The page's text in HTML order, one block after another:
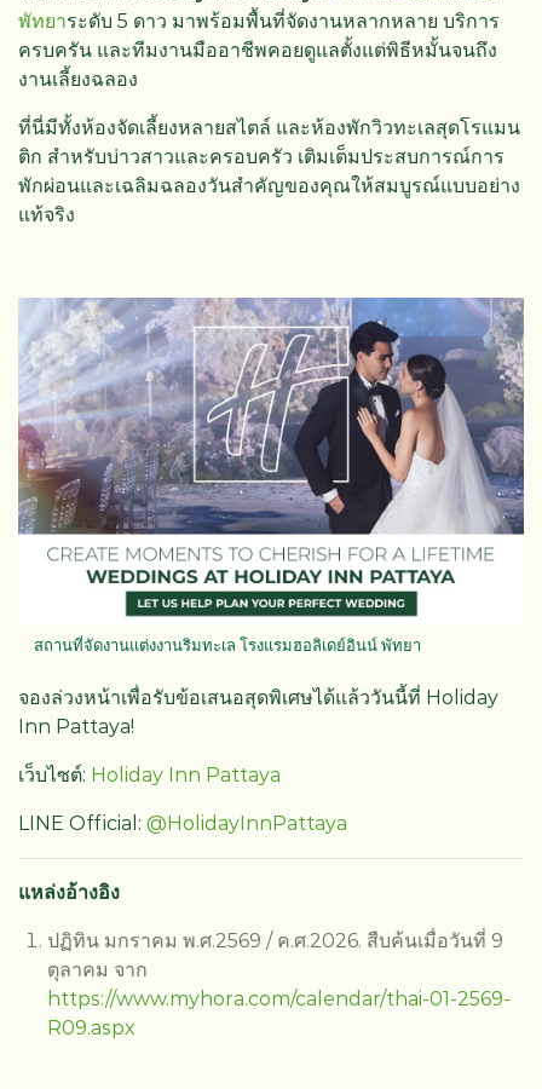
พัทยาระดับ 5 ดาว มาพร้อมพื้นที่จัดงานหลากหลาย บริการ
ครบครัน และทีมงานมืออาชีพคอยดูแลตั้งแต่พิธีหมั้นจนถึง
งานเลี้ยงฉลอง
ที่นี่มีทั้งห้องจัดเลี้ยงหลายสไตล์ และห้องพักวิวทะเลสุดโรแมน
ติก สำหรับบ่าวสาวและครอบครัว เติมเต็มประสบการณ์การ
พักผ่อนและเฉลิมฉลองวันสำคัญของคุณให้สมบูรณ์แบบอย่าง
แท้จริง
สถานที่จัดงานแต่งงานริมทะเล โรงแรมฮอลิเดย์อินน์ พัทยา
จองล่วงหน้าเพื่อรับข้อเสนอสุดพิเศษได้แล้ววันนี้ที่ Holiday
Inn Pattaya!
เว็บไซต์: Holiday Inn Pattaya
LINE Official: @HolidayInnPattaya
แหล่งอ้างอิง
ปฏิทิน มกราคม พ.ศ.2569 / ค.ศ.2026. สืบค้นเมื่อวันที่ 9
ตุลาคม จาก
https://www.myhora.com/calendar/thai-01-2569-
R09.aspx